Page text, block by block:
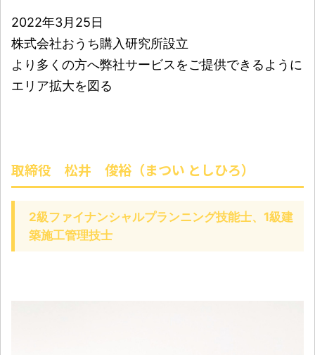
2022年3月25日
株式会社おうち購入研究所設立
より多くの方へ弊社サービスをご提供できるように
エリア拡大を図る
取締役 松井 俊裕（まつい としひろ）
2級ファイナンシャルプランニング技能士、1級建
築施工管理技士